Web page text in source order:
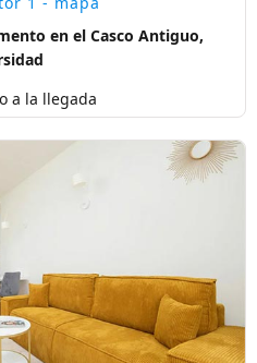
en el Casco Antiguo,
a la llegada